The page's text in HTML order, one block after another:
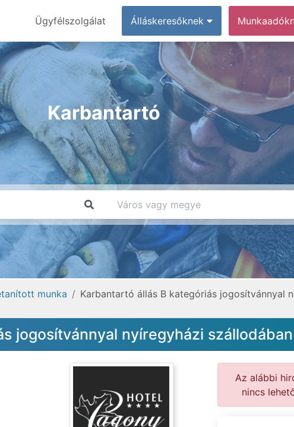
Ügyfélszolgálat Álláskeresőknek
Karbantartó
munka Karbantartó állás B kategóriás jogosítvánnyal
jogosítvánnyal nyíregyházi szállodában
Az alábbi
nincs